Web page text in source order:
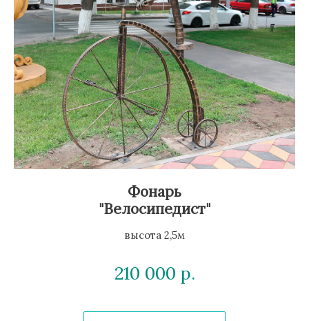
Фонарь
"Велосипедист"
высота 2,5м
210 000 р.